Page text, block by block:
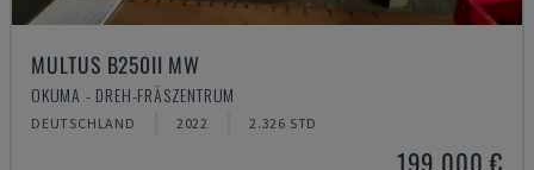
MULTUS B250II MW
OKUMA - DREH-FRÄSZENTRUM
DEUTSCHLAND 2022 2.326 STD
199.000 €